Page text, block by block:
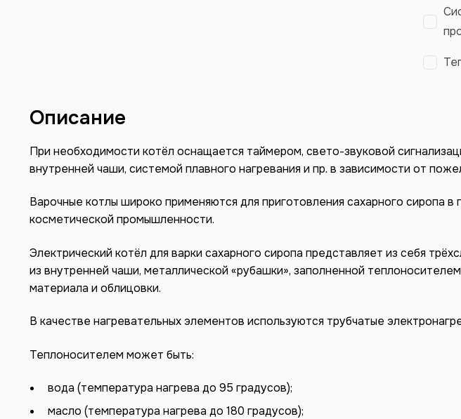
Описание
При необходимости котёл оснащается таймером, свето-звуковой
внутренней чаши, системой плавного нагревания и пр. в зависимости от
Варочные котлы широко применяются для приготовления сахарного сиропа
косметической промышленности.
Электрический котёл для варки сахарного сиропа представляет из себя
из внутренней чаши, металлической «рубашки», заполненной
материала и облицовки.
В качестве нагревательных элементов используются трубчатые
Теплоносителем может быть:
вода (температура нагрева до 95 градусов);
масло (температура нагрева до 180 градусов);